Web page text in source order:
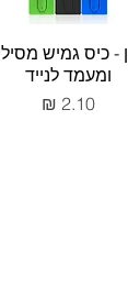
- כיס גמיש
ומעמד לנייד
מחיר‏2.10 ‏₪